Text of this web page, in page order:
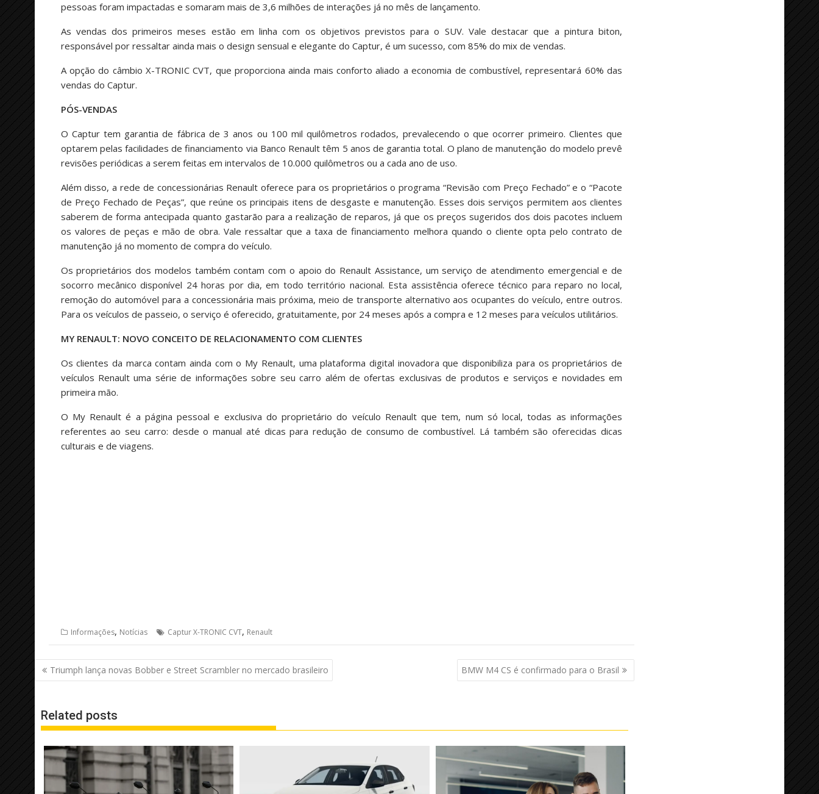
pessoas foram impactadas e somaram mais de 3,6 milhões de interações já no mês de lançamento.
As vendas dos primeiros meses estão em linha com os objetivos previstos para o SUV. Vale destacar que a pintura biton,
responsável por ressaltar ainda mais o design sensual e elegante do Captur, é um sucesso, com 85% do mix de vendas.
A opção do câmbio X-TRONIC CVT, que proporciona ainda mais conforto aliado a economia de combustível, representará 60% das
vendas do Captur.
PÓS-VENDAS
O Captur tem garantia de fábrica de 3 anos ou 100 mil quilômetros rodados, prevalecendo o que ocorrer primeiro. Clientes que
optarem pelas facilidades de financiamento via Banco Renault têm 5 anos de garantia total. O plano de manutenção do modelo prevê
revisões periódicas a serem feitas em intervalos de 10.000 quilômetros ou a cada ano de uso.
Além disso, a rede de concessionárias Renault oferece para os proprietários o programa “Revisão com Preço Fechado” e o “Pacote
de Preço Fechado de Peças”, que reúne os principais itens de desgaste e manutenção. Esses dois serviços permitem aos clientes
saberem de forma antecipada quanto gastarão para a realização de reparos, já que os preços sugeridos dos dois pacotes incluem
os valores de peças e mão de obra. Vale ressaltar que a taxa de financiamento melhora quando o cliente opta pelo contrato de
manutenção já no momento de compra do veículo.
Os proprietários dos modelos também contam com o apoio do Renault Assistance, um serviço de atendimento emergencial e de
socorro mecânico disponível 24 horas por dia, em todo território nacional. Esta assistência oferece técnico para reparo no local,
remoção do automóvel para a concessionária mais próxima, meio de transporte alternativo aos ocupantes do veículo, entre outros.
Para os veículos de passeio, o serviço é oferecido, gratuitamente, por 24 meses após a compra e 12 meses para veículos utilitários.
MY RENAULT: NOVO CONCEITO DE RELACIONAMENTO COM CLIENTES
Os clientes da marca contam ainda com o My Renault, uma plataforma digital inovadora que disponibiliza para os proprietários de
veículos Renault uma série de informações sobre seu carro além de ofertas exclusivas de produtos e serviços e novidades em
primeira mão.
O My Renault é a página pessoal e exclusiva do proprietário do veículo Renault que tem, num só local, todas as informações
referentes ao seu carro: desde o manual até dicas para redução de consumo de combustível. Lá também são oferecidas dicas
culturais e de viagens.
Informações, Notícias Captur X-TRONIC CVT, Renault
Navegação
de
Triumph lança novas Bobber e Street Scrambler no mercado brasileiro BMW M4 CS é confirmado para o Brasil
Related posts